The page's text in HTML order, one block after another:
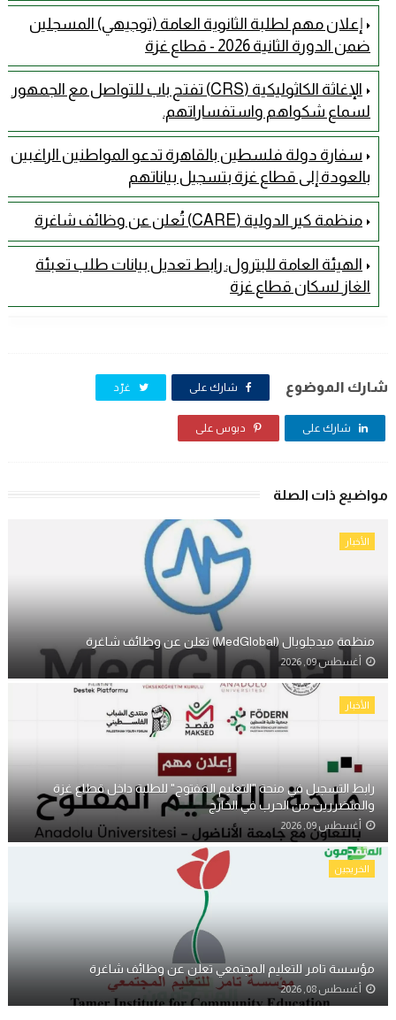
إعلان مهم لطلبة الثانوية العامة (توجيهي) المسجلين
ضمن الدورة الثانية 2026 - قطاع غزة
الإغاثة الكاثوليكية (CRS) تفتح باب للتواصل مع الجمهور
لسماع شكواهم واستفساراتهم.
سفارة دولة فلسطين بالقاهرة تدعو المواطنين الراغبين
بالعودة إلى قطاع غزة بتسجيل بياناتهم
منظمة كير الدولية (CARE) تُعلن عن وظائف شاغرة
الهيئة العامة للبترول: رابط تعديل بيانات طلب تعبئة
الغاز لسكان قطاع غزة
شارك الموضوع شارك على غرّد
شارك على دبوس على
مواضيع ذات الصلة
الأخبار
منظمة ميدجلوبال (MedGlobal) تعلن عن وظائف شاغرة
أغسطس 09, 2026
الأخبار
رابط التسجيل في منحة "التعليم المفتوح" للطلبة داخل قطاع غزة
والمتضررين من الحرب في الخارج
أغسطس 09, 2026
الخريجين
مؤسسة تامر للتعليم المجتمعي تعلن عن وظائف شاغرة
أغسطس 08, 2026